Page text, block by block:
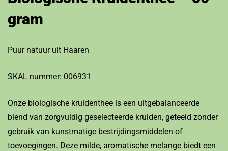
gram
Puur natuur uit Haaren
SKAL nummer: 006931
Onze biologische kruidenthee is een uitgebalanceerde
blend van zorgvuldig geselecteerde kruiden, geteeld zonder
gebruik van kunstmatige bestrijdingsmiddelen of
toevoegingen. Deze milde, aromatische melange biedt een